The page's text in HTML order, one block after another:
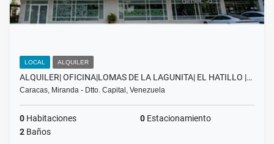
LOCAL ALQUILER
ALQUILER| OFICINA|LOMAS DE LA LAGUNITA| EL HATILLO |…
Caracas, Miranda - Dtto. Capital, Venezuela
0 Habitaciones 0 Estacionamiento
2 Baños